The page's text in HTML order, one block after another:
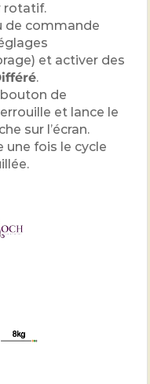
rotatif.
de commande
et activer des
.
de
et lance le
sur l’écran.
une fois le cycle